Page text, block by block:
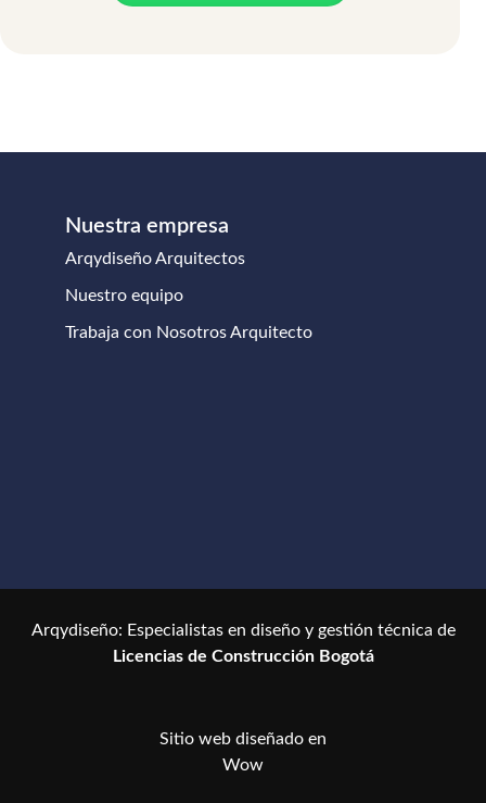
Nuestra empresa
Arqydiseño Arquitectos
Nuestro equipo
Trabaja con Nosotros Arquitecto
Arqydiseño: Especialistas en diseño y gestión técnica de
Licencias de Construcción Bogotá
Sitio web diseñado en
Wow